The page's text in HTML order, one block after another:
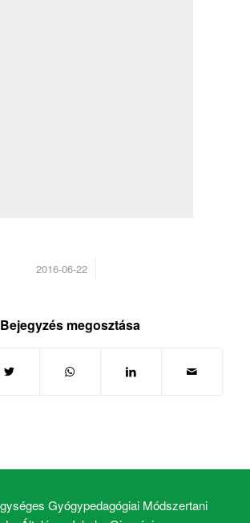
2016-06-22
/
Bejegyzés megosztása
Gyógypedagógiai Módszertani